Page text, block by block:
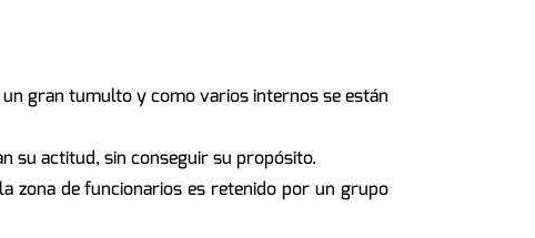
gran tumulto y como varios internos se están
su actitud, sin conseguir su propósito.
zona de funcionarios es retenido por un grupo